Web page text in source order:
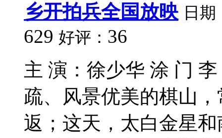
乡开拍兵全国放映 日期
629 好评： 36
主 演：徐少华 涂 门
疏、风景优美的棋山
返；这天，太白金星